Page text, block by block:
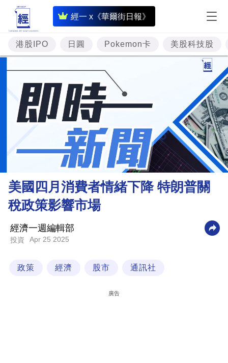
經一 x《華爾街日報》
即
時
財
經
專
題
投
資
樓
市
財
商
業
科
港股IPO 日圓 Pokemon卡 美股科技股
美國四月消費者情緒下降 特朗普關
稅政策影響市場
經濟一週編輯部
投資 Apr 25 2025
政策 經濟 股市 通訊社
廣告